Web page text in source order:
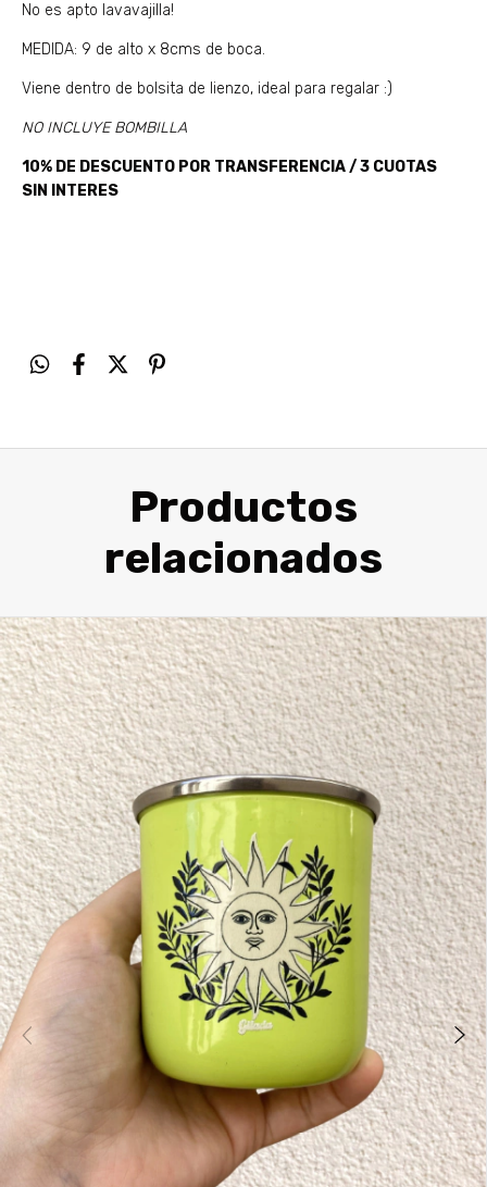
No es apto lavavajilla!
MEDIDA: 9 de alto x 8cms de boca.
Viene dentro de bolsita de lienzo, ideal para regalar :)
NO INCLUYE BOMBILLA
10% DE DESCUENTO POR TRANSFERENCIA / 3 CUOTAS
SIN INTERES
Productos
relacionados